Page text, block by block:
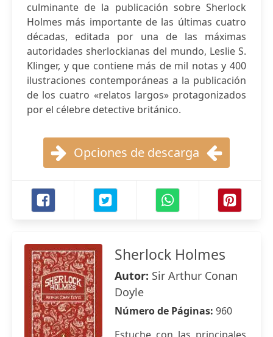
culminante de la publicación sobre Sherlock
Holmes más importante de las últimas cuatro
décadas, editada por una de las máximas
autoridades sherlockianas del mundo, Leslie S.
Klinger, y que contiene más de mil notas y 400
ilustraciones contemporáneas a la publicación
de los cuatro «relatos largos» protagonizados
por el célebre detective británico.
Opciones de descarga
Sherlock Holmes
Autor: Sir Arthur Conan
Doyle
Número de Páginas: 960